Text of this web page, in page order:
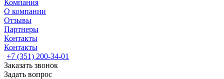
Компания
О компании
Отзывы
Партнеры
Контакты
Контакты
+7 (351) 200-34-01
Заказать звонок
Задать вопрос